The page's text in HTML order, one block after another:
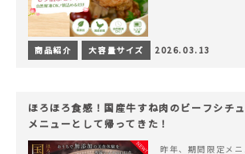
商品紹介 大容量サイズ 2026.03.13
ほろほろ食感！国産牛すね肉のビーフシチ
メニューとして帰ってきた！
昨年、期間限定メ